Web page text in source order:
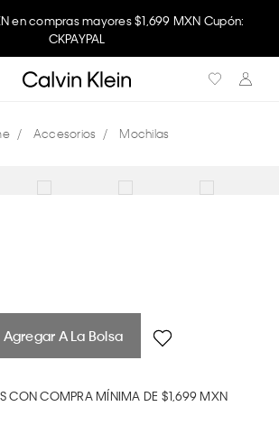
en compras mayores $1,699 MXN Cupón:
CKPAYPAL
Accesorios Mochilas
Agregar A La Bolsa
CON COMPRA MÍNIMA DE $1,699 MXN